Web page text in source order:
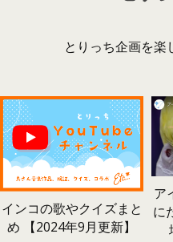
とりっち企画を楽
インコの歌やクイズまと
め 【2024年9月更新】
ア
に